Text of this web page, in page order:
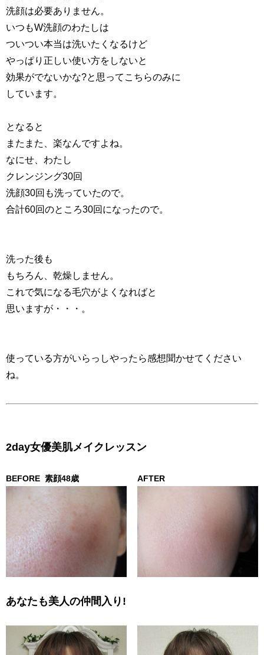
洗顔は必要ありません。
いつもW洗顔のわたしは
ついつい本当は洗いたくなるけど
やっぱり正しい使い方をしないと
効果がでないかな?と思ってこちらのみに
しています。
となると
またまた、楽なんですよね。
なにせ、わたし
クレンジング30回
洗顔30回も洗っていたので。
合計60回のところ30回になったので。
洗った後も
もちろん、乾燥しません。
これで気になる毛穴がよくなればと
思いますが・・・。
使っている方がいらっしやったら感想聞かせてください
ね。
2day女優美肌メイクレッスン
BEFORE 素顔48歳 AFTER
あなたも美人の仲間入り!